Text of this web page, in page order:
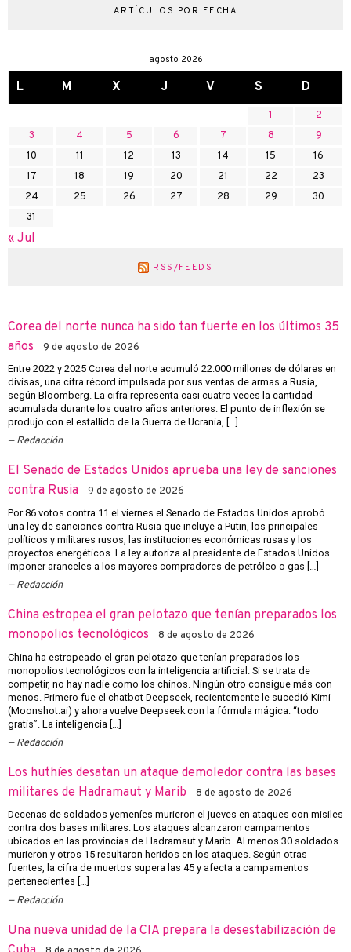
ARTÍCULOS POR FECHA
agosto 2026
L M X J V S D
1
2
3
4 5 6 7 8
9
10
11 12 13 14 15
16
17
18 19 20 21 22
23
24
25 26 27 28 29
30
31
« Jul
RSS/FEEDS
Corea del norte nunca ha sido tan fuerte en los últimos 35
años
9 de agosto de 2026
Entre 2022 y 2025 Corea del norte acumuló 22.000 millones de dólares en
divisas, una cifra récord impulsada por sus ventas de armas a Rusia,
según Bloomberg. La cifra representa casi cuatro veces la cantidad
acumulada durante los cuatro años anteriores. El punto de inflexión se
produjo con el estallido de la Guerra de Ucrania, […]
Redacción
El Senado de Estados Unidos aprueba una ley de sanciones
contra Rusia
9 de agosto de 2026
Por 86 votos contra 11 el viernes el Senado de Estados Unidos aprobó
una ley de sanciones contra Rusia que incluye a Putin, los principales
políticos y militares rusos, las instituciones económicas rusas y los
proyectos energéticos. La ley autoriza al presidente de Estados Unidos
imponer aranceles a los mayores compradores de petróleo o gas […]
Redacción
China estropea el gran pelotazo que tenían preparados los
monopolios tecnológicos
8 de agosto de 2026
China ha estropeado el gran pelotazo que tenían preparados los
monopolios tecnológicos con la inteligencia artificial. Si se trata de
competir, no hay nadie como los chinos. Ningún otro consigue más con
menos. Primero fue el chatbot Deepseek, recientemente le sucedió Kimi
(Moonshot.ai) y ahora vuelve Deepseek con la fórmula mágica: “todo
gratis”. La inteligencia […]
Redacción
Los huthíes desatan un ataque demoledor contra las bases
militares de Hadramaut y Marib
8 de agosto de 2026
Decenas de soldados yemeníes murieron el jueves en ataques con misiles
contra dos bases militares. Los ataques alcanzaron campamentos
ubicados en las provincias de Hadramaut y Marib. Al menos 30 soldados
murieron y otros 15 resultaron heridos en los ataques. Según otras
fuentes, la cifra de muertos supera las 45 y afecta a campamentos
pertenecientes […]
Redacción
Una nueva unidad de la CIA prepara la desestabilización de